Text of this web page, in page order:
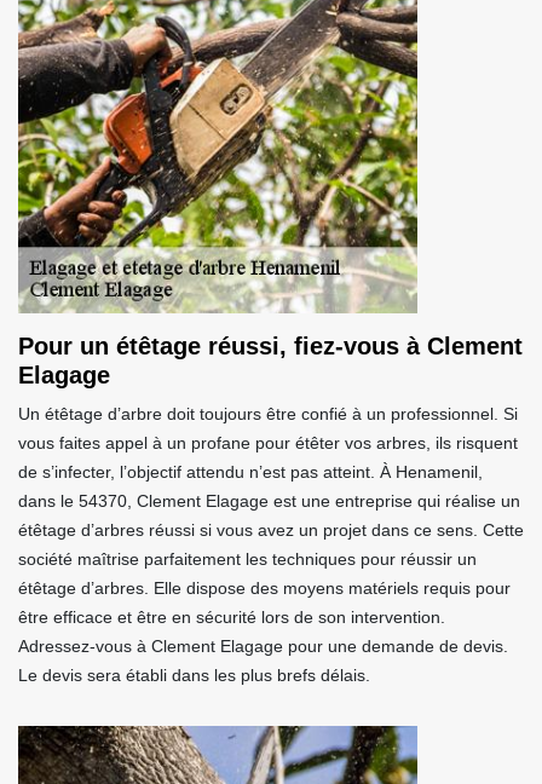
Pour un étêtage réussi, fiez-vous à Clement
Elagage
Un étêtage d’arbre doit toujours être confié à un professionnel. Si
vous faites appel à un profane pour étêter vos arbres, ils risquent
de s’infecter, l’objectif attendu n’est pas atteint. À Henamenil,
dans le 54370, Clement Elagage est une entreprise qui réalise un
étêtage d’arbres réussi si vous avez un projet dans ce sens. Cette
société maîtrise parfaitement les techniques pour réussir un
étêtage d’arbres. Elle dispose des moyens matériels requis pour
être efficace et être en sécurité lors de son intervention.
Adressez-vous à Clement Elagage pour une demande de devis.
Le devis sera établi dans les plus brefs délais.